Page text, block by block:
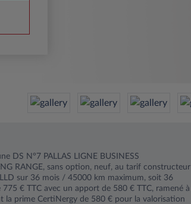
DS N°7 PALLAS LIGNE BUSINESS
RANGE, sans option, neuf, au tarif constructeur
sur 36 mois / 45000 km maximum, soit 36
775 € TTC avec un apport de 580 € TTC, ramené à
la prime CertiNergy de 580 € pour la valorisation